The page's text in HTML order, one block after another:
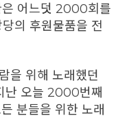
은 어느덧 2000회를
의 후원물품을 전
을 위해 노래했던
난 오늘 2000번째
분들을 위한 노래